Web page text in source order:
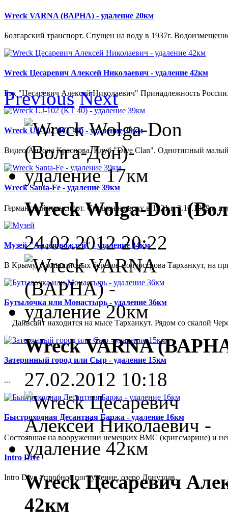
Wreck VARNA (ВАРНА) - удаление 20км
Болгарский транспорт. Спущен на воду в 1937г.
Wreck Цесаревич Алексей Николаевич - удаление 42км
Рэк "Цесаревич Алексей Николаевич" Принадлежность
Wreck UJ-102 (KT 40) - удаление 39км
Видео Антона Краснова. Клуб "Dive Clan". Однотипный
Wreck Santa-Fe - удаление 39км
Германский транспорт. Спущен на воду в 1921 г. 3.10.1939 г.
Музей "Аллея вождей" - удаление 34км
В Крыму, у живописных берегов полуострова Тарханкут, на
Бутылочка или Монастырь - удаление 36км
Дайвсайт находится на мысе Тарханкут. Рядом со скалой
Затерянный город или Сыр - удаление 15км
...
Быстроходная Десантная Баржа - удаление 16км
Cостоявшая на вооружении немецких ВМС (кригсмарине) и
Intro Dive
Intro Dive - пробное погружение, озеро Донузлав.
Previous Next
Wreck Wolga-Don
24.02.2012 20:22
Wreck VARNA
27.02.2012 10:18
Wreck Цесаревич
42км